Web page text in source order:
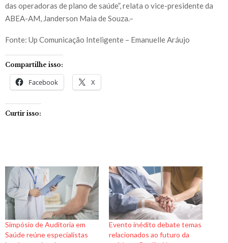
das operadoras de plano de saúde”, relata o vice-presidente da
ABEA-AM, Janderson Maia de Souza.–
Fonte: Up Comunicação Inteligente – Emanuelle Aráujo
Compartilhe isso:
Facebook X
Curtir isso:
Simpósio de Auditoria em
Saúde reúne especialistas
Evento inédito debate temas
relacionados ao futuro da